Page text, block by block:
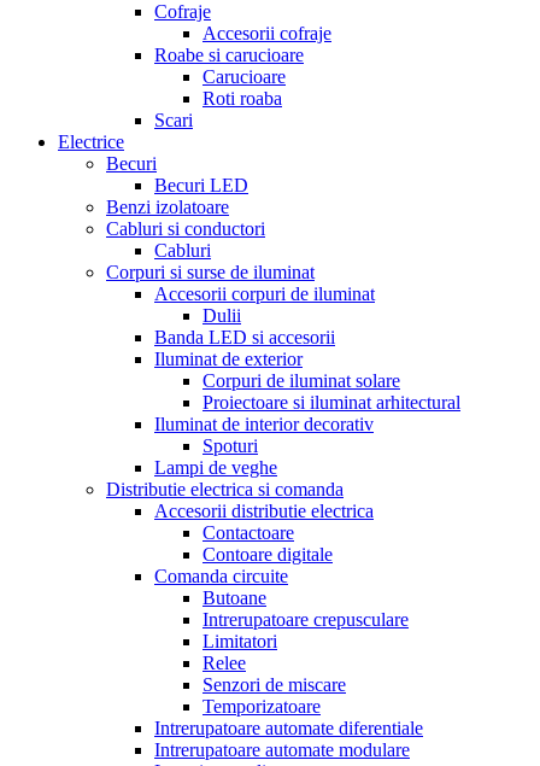
Cofraje
Accesorii cofraje
Roabe si carucioare
Carucioare
Roti roaba
Scari
Electrice
Becuri
Becuri LED
Benzi izolatoare
Cabluri si conductori
Cabluri
Corpuri si surse de iluminat
Accesorii corpuri de iluminat
Dulii
Banda LED si accesorii
Iluminat de exterior
Corpuri de iluminat solare
Proiectoare si iluminat arhitectural
Iluminat de interior decorativ
Spoturi
Lampi de veghe
Distributie electrica si comanda
Accesorii distributie electrica
Contactoare
Contoare digitale
Comanda circuite
Butoane
Intrerupatoare crepusculare
Limitatori
Relee
Senzori de miscare
Temporizatoare
Intrerupatoare automate diferentiale
Intrerupatoare automate modulare